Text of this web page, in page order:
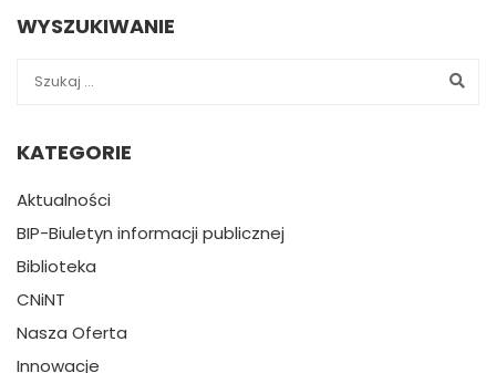
WYSZUKIWANIE
KATEGORIE
Aktualności
BIP-Biuletyn informacji publicznej
Biblioteka
CNiNT
Nasza Oferta
Innowacje